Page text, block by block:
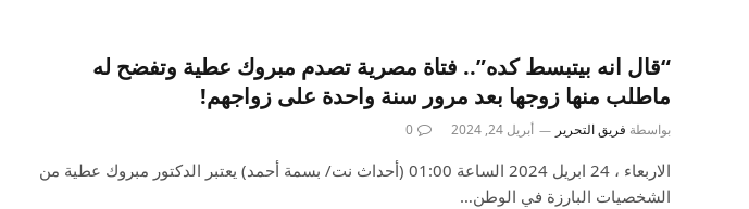
“قال انه بيتبسط كده”.. فتاة مصرية تصدم مبروك عطية وتفضح له
ماطلب منها زوجها بعد مرور سنة واحدة على زواجهم!
بواسطة فريق التحرير أبريل 24, 2024 0
الاربعاء ، 24 ابريل 2024 الساعة 01:00 (أحداث نت/ بسمة أحمد) يعتبر الدكتور مبروك عطية من
الشخصيات البارزة في الوطن…